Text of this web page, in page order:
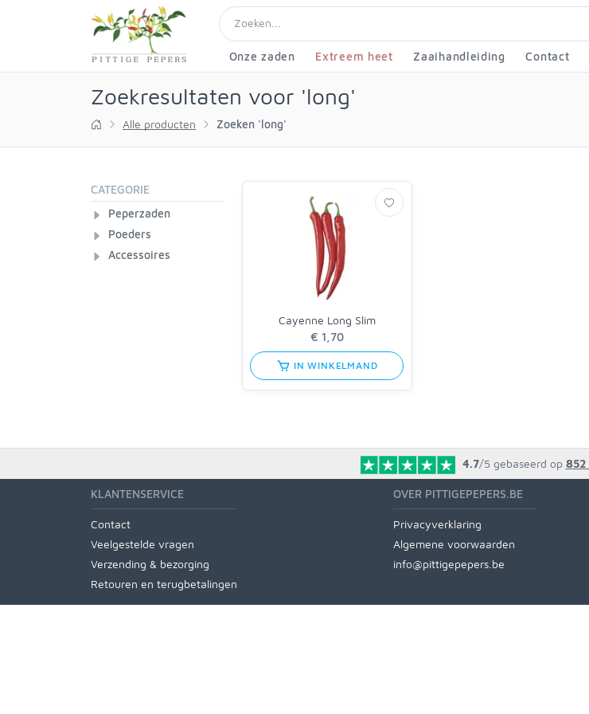
Onze zaden Extreem heet Zaaihandleiding Contact
Zoekresultaten voor 'long'
Alle producten Zoeken 'long'
Cayenne Long Slim
IN WINKELMAND
CATEGORIE
Peperzaden
Poeders
Accessoires
4.7/5 gebaseerd op 852
KLANTENSERVICE
Contact
Veelgestelde vragen
Verzending & bezorging
Retouren en terugbetalingen
OVER PITTIGEPEPERS.BE
Privacyverklaring
Algemene voorwaarden
info@pittigepepers.be